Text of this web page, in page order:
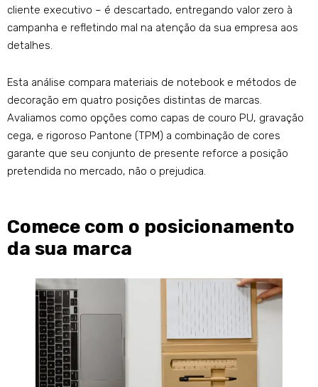
cliente executivo – é descartado, entregando valor zero à
campanha e refletindo mal na atenção da sua empresa aos
detalhes.
Esta análise compara materiais de notebook e métodos de
decoração em quatro posições distintas de marcas.
Avaliamos como opções como capas de couro PU, gravação
cega, e rigoroso Pantone (TPM) a combinação de cores
garante que seu conjunto de presente reforce a posição
pretendida no mercado, não o prejudica.
Comece com o posicionamento
da sua marca